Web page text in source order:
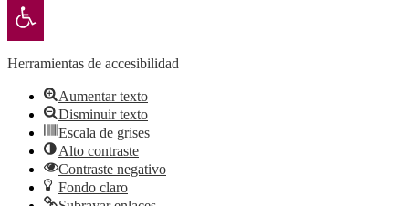
Abrir barra de herramientas
Herramientas de accesibilidad
Aumentar texto
Disminuir texto
Escala de grises
Alto contraste
Contraste negativo
Fondo claro